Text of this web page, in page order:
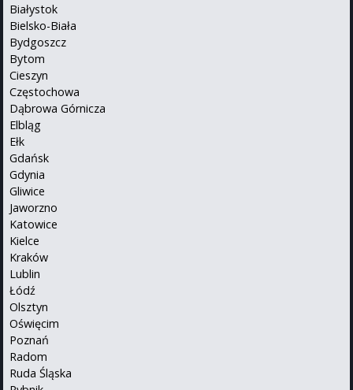
Białystok
Bielsko-Biała
Bydgoszcz
Bytom
Cieszyn
Częstochowa
Dąbrowa Górnicza
Elbląg
Ełk
Gdańsk
Gdynia
Gliwice
Jaworzno
Katowice
Kielce
Kraków
Lublin
Łódź
Olsztyn
Oświęcim
Poznań
Radom
Ruda Śląska